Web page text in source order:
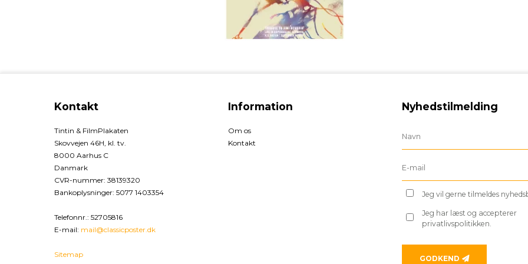
Kontakt
Tintin & FilmPlakaten
Skovvejen 46H, kl. tv.
8000 Aarhus C
Danmark
CVR-nummer: 38139320
Bankoplysninger: 5077 1403354
Telefonnr.: 52705816
E-mail: mail@classicposter.dk
Sitemap
Information
Om os
Kontakt
Nyhedstilmelding
Jeg vil gerne tilmeldes
Jeg har læst og accepterer
privatlivspolitikken.
GODKEND